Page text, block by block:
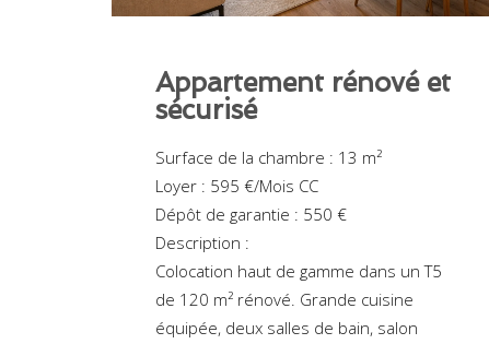
Appartement rénové et
sécurisé
Surface de la chambre : 13 m²
Loyer : 595 €/Mois CC
Dépôt de garantie : 550 €
Description :
Colocation haut de gamme dans un T5
de 120 m² rénové. Grande cuisine
équipée, deux salles de bain, salon